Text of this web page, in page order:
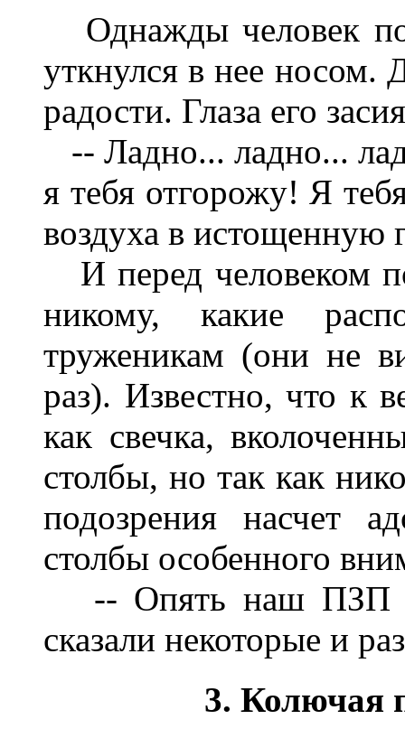
Однажды человек
уткнулся в нее носом.
радости. Глаза его
-- Ладно... ладно...
я тебя отгорожу! Я
воздуха в истощенную
И перед человеком
никому, какие
труженикам (они не
раз). Известно, что к
как свечка,
столбы, но так как
подозрения насчет
столбы особенного
-- Опять наш ПЗП
сказали некоторые и
3. Колючая